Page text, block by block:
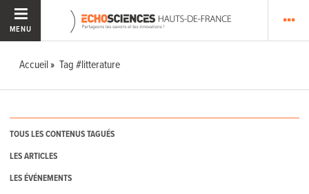
MENU
Accueil Tag #litterature
TOUS LES CONTENUS TAGUÉS
LES ARTICLES
LES ÉVÉNEMENTS